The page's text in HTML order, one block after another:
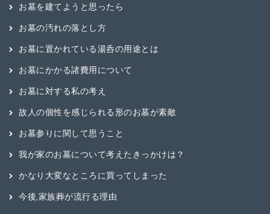
お墓を建てようと思ったら
お墓の汚れの落とし方
お墓に置かれている湯呑の用途とは
お墓にかかる諸費用について
お墓に対する私の考え
故人の個性を感じられる形のお墓が素敵
お墓参りに関して思うこと
我が家のお墓について考えたきっかけは？
かなり大変なところに買ってしまった
今後,家族葬が流行る理由